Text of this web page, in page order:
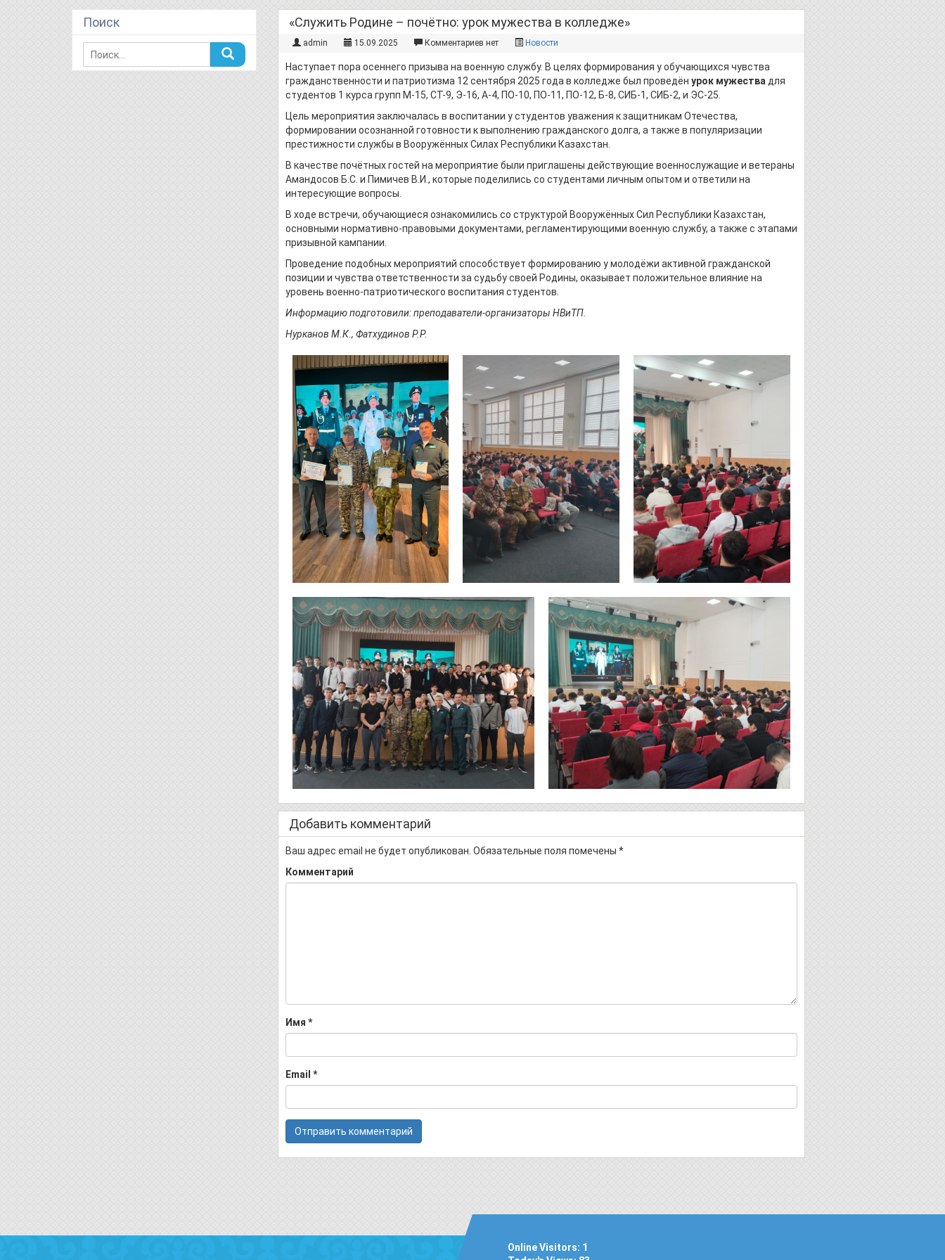
«Служить Родине – почётно: урок мужества в колледже»
admin 15.09.2025 Комментариев нет Новости
Наступает пора осеннего призыва на военную службу. В целях формирования у обучающихся чувства
гражданственности и патриотизма 12 сентября 2025 года в колледже был проведён урок мужества для
студентов 1 курса групп М-15, СТ-9, Э-16, А-4, ПО-10, ПО-11, ПО-12, Б-8, СИБ-1, СИБ-2, и ЭС-25.
Цель мероприятия заключалась в воспитании у студентов уважения к защитникам Отечества,
формировании осознанной готовности к выполнению гражданского долга, а также в популяризации
престижности службы в Вооружённых Силах Республики Казахстан.
В качестве почётных гостей на мероприятие были приглашены действующие военнослужащие и ветераны
Амандосов Б.С. и Пимичев В.И., которые поделились со студентами личным опытом и ответили на
интересующие вопросы.
В ходе встречи, обучающиеся ознакомились со структурой Вооружённых Сил Республики Казахстан,
основными нормативно-правовыми документами, регламентирующими военную службу, а также с этапами
призывной кампании.
Проведение подобных мероприятий способствует формированию у молодёжи активной гражданской
позиции и чувства ответственности за судьбу своей Родины, оказывает положительное влияние на
уровень военно-патриотического воспитания студентов.
Информацию подготовили: преподаватели-организаторы НВиТП.
Нурканов М.К., Фатхудинов Р.Р.
Добавить комментарий
Ваш адрес email не будет опубликован. Обязательные поля помечены *
Комментарий
Имя *
Email *
Поиск
Online Visitors: 1